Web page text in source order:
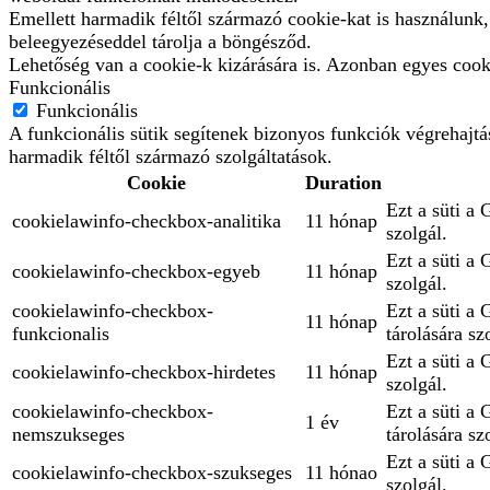
Emellett harmadik féltől származó cookie-kat is
beleegyezéseddel tárolja a böngésződ.
Lehetőség van a cookie-k kizárására is. Azonban egyes
Funkcionális
Funkcionális
A funkcionális sütik segítenek bizonyos funkciók
harmadik féltől származó szolgáltatások.
Cookie
Duration
cookielawinfo-checkbox-analitika
11 hónap Ezt a süti a
szolgál.
cookielawinfo-checkbox-egyeb
11 hónap Ezt a süti a
szolgál.
cookielawinfo-checkbox-
funkcionalis
11 hónap Ezt a süti a
tárolására
cookielawinfo-checkbox-hirdetes
11 hónap Ezt a süti a
szolgál.
cookielawinfo-checkbox-
nemszukseges
1 év
Ezt a süti a
tárolására
cookielawinfo-checkbox-szukseges
11 hónao Ezt a süti a
szolgál.